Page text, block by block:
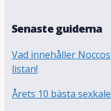
Senaste guiderna
Vad innehåller
listan!
Årets 10 bästa